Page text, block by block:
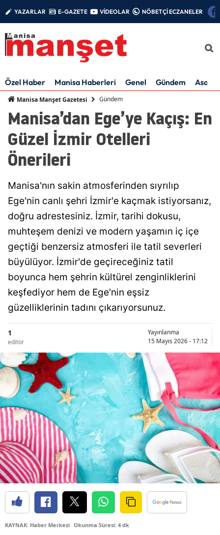
YAZARLAR E-GAZETE VİDEOLAR NÖBETÇİ ECZANELER
Özel Haber Manisa Haberleri Genel Gündem Asayiş
Manisa Manşet Gazetesi Gündem
Manisa’dan Ege’ye Kaçış: En
Güzel İzmir Otelleri
Önerileri
Manisa'nın sakin atmosferinden sıyrılıp
Ege'nin canlı şehri İzmir'e kaçmak istiyorsanız,
doğru adrestesiniz. İzmir, tarihi dokusu,
muhteşem denizi ve modern yaşamın iç içe
geçtiği benzersiz atmosferi ile tatil severleri
büyülüyor. İzmir'de geçireceğiniz tatil
boyunca hem şehrin kültürel zenginliklerini
keşfediyor hem de Ege'nin eşsiz
güzelliklerinin tadını çıkarıyorsunuz.
1
editör
Yayınlanma
15 Mayıs 2026 - 17:12
KAYNAK: Haber Merkezi Okunma Süresi: 4 dk